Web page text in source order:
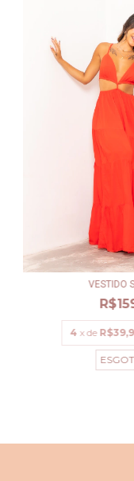
VESTIDO
4 x de